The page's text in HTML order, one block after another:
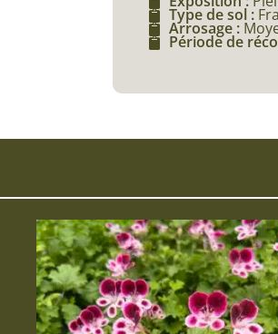
Type de sol :
Arrosage :
Période de